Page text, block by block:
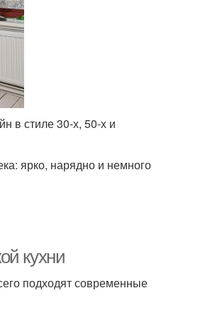
в стиле 30-х, 50-х и
ярко, нарядно и немного
кухни
подходят современные